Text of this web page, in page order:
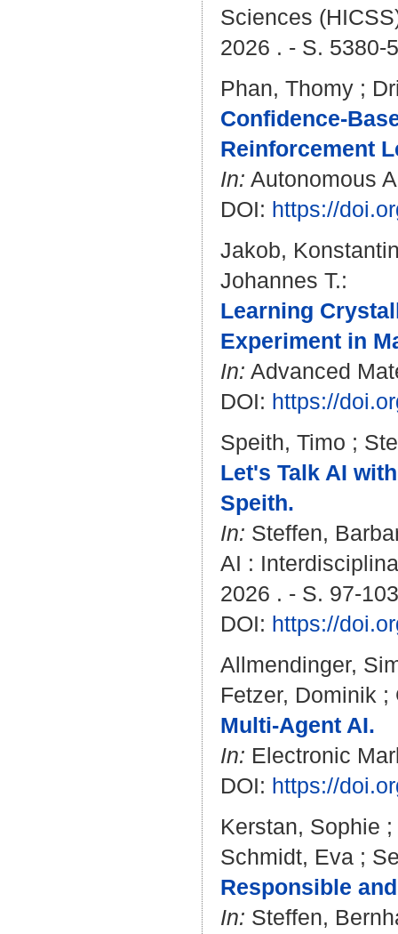
Sciences
2026 . - S. 5380-
Phan, Thomy ;
Confidence-
Reinforcement
In: Autonomous
DOI: https://
Jakob,
Johannes T.:
Learning
Experiment in
In: Advanced
DOI: https://
Speith, Timo ;
Let's Talk AI
Speith.
In: Steffen,
AI :
2026 . - S. 97-
DOI: https://
Allmendinger,
Fetzer, Dominik ;
Multi-Agent AI.
In: Electronic
DOI: https://
Kerstan, Sophie ;
Schmidt, Eva ;
Responsible
In: Steffen,